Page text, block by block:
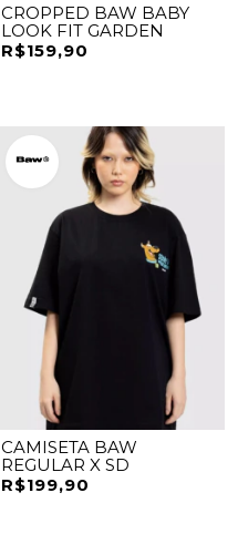
CROPPED BAW BABY
LOOK FIT GARDEN
R$159,90
CAMISETA BAW
REGULAR X SD
R$199,90